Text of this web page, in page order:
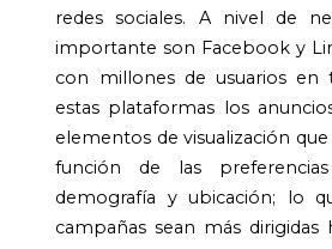
redes sociales. A nivel de
importante son Facebook y
con millones de usuarios
estas plataformas los
elementos de visualización
función de las
demografía y ubicación; lo
campañas sean más